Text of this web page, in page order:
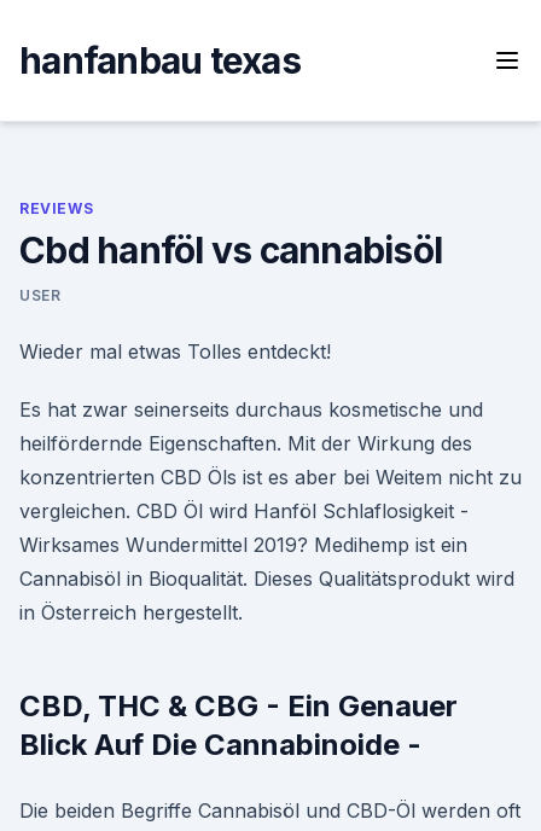
content
hanfanbau texas
REVIEWS
Cbd hanföl vs cannabisöl
USER
Wieder mal etwas Tolles entdeckt!
Es hat zwar seinerseits durchaus kosmetische und
heilfördernde Eigenschaften. Mit der Wirkung des
konzentrierten CBD Öls ist es aber bei Weitem nicht zu
vergleichen. CBD Öl wird Hanföl Schlaflosigkeit -
Wirksames Wundermittel 2019? Medihemp ist ein
Cannabisöl in Bioqualität. Dieses Qualitätsprodukt wird
in Österreich hergestellt.
CBD, THC & CBG - Ein Genauer
Blick Auf Die Cannabinoide -
Die beiden Begriffe Cannabisöl und CBD-Öl werden oft